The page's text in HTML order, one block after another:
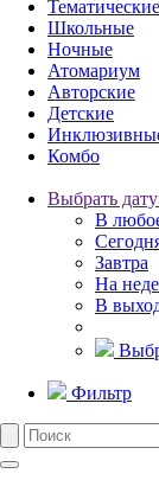
Тематические
Школьные
Ночные
Атомариум
Авторские
Детские
Комбо
Выбрать дату
В
Завтра
На
В
Фильтр